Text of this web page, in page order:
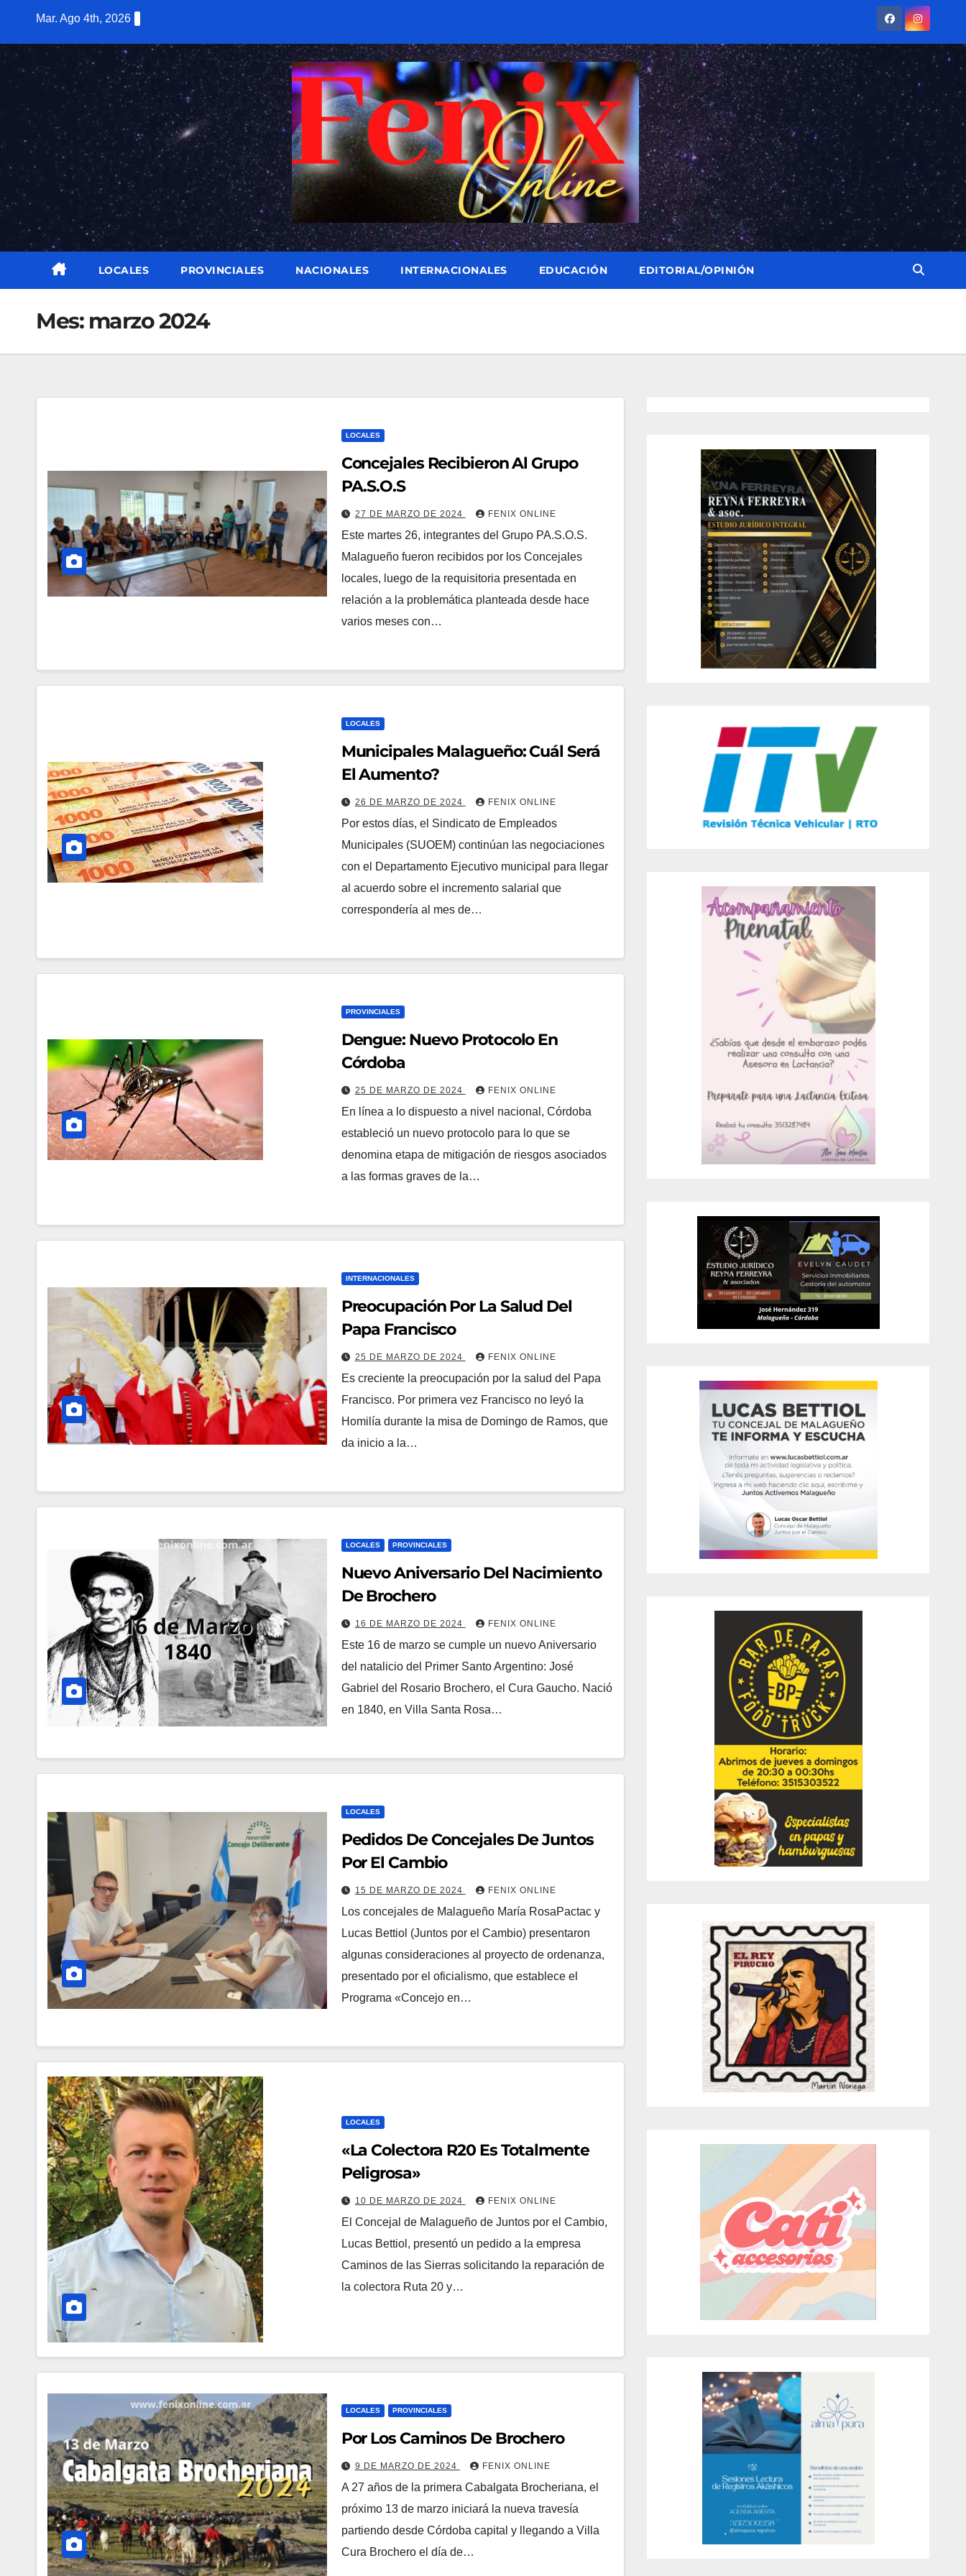
contenido
Mar. Ago 4th, 2026
LOCALES PROVINCIALES NACIONALES INTERNACIONALES EDUCACIÓN EDITORIAL/OPINIÓN
Mes: marzo 2024
LOCALES
Concejales Recibieron Al Grupo
PA.S.O.S
27 DE MARZO DE 2024 FENIX ONLINE
Este martes 26, integrantes del Grupo PA.S.O.S.
Malagueño fueron recibidos por los Concejales
locales, luego de la requisitoria presentada en
relación a la problemática planteada desde hace
varios meses con…
LOCALES
Municipales Malagueño: Cuál Será
El Aumento?
26 DE MARZO DE 2024 FENIX ONLINE
Por estos días, el Sindicato de Empleados
Municipales (SUOEM) continúan las negociaciones
con el Departamento Ejecutivo municipal para llegar
al acuerdo sobre el incremento salarial que
correspondería al mes de…
PROVINCIALES
Dengue: Nuevo Protocolo En
Córdoba
25 DE MARZO DE 2024 FENIX ONLINE
En línea a lo dispuesto a nivel nacional, Córdoba
estableció un nuevo protocolo para lo que se
denomina etapa de mitigación de riesgos asociados
a las formas graves de la…
INTERNACIONALES
Preocupación Por La Salud Del
Papa Francisco
25 DE MARZO DE 2024 FENIX ONLINE
Es creciente la preocupación por la salud del Papa
Francisco. Por primera vez Francisco no leyó la
Homilía durante la misa de Domingo de Ramos, que
da inicio a la…
LOCALES PROVINCIALES
Nuevo Aniversario Del Nacimiento
De Brochero
16 DE MARZO DE 2024 FENIX ONLINE
Este 16 de marzo se cumple un nuevo Aniversario
del natalicio del Primer Santo Argentino: José
Gabriel del Rosario Brochero, el Cura Gaucho. Nació
en 1840, en Villa Santa Rosa…
LOCALES
Pedidos De Concejales De Juntos
Por El Cambio
15 DE MARZO DE 2024 FENIX ONLINE
Los concejales de Malagueño María RosaPactac y
Lucas Bettiol (Juntos por el Cambio) presentaron
algunas consideraciones al proyecto de ordenanza,
presentado por el oficialismo, que establece el
Programa «Concejo en…
LOCALES
«La Colectora R20 Es Totalmente
Peligrosa»
10 DE MARZO DE 2024 FENIX ONLINE
El Concejal de Malagueño de Juntos por el Cambio,
Lucas Bettiol, presentó un pedido a la empresa
Caminos de las Sierras solicitando la reparación de
la colectora Ruta 20 y…
LOCALES PROVINCIALES
Por Los Caminos De Brochero
9 DE MARZO DE 2024 FENIX ONLINE
A 27 años de la primera Cabalgata Brocheriana, el
próximo 13 de marzo iniciará la nueva travesía
partiendo desde Córdoba capital y llegando a Villa
Cura Brochero el día de…